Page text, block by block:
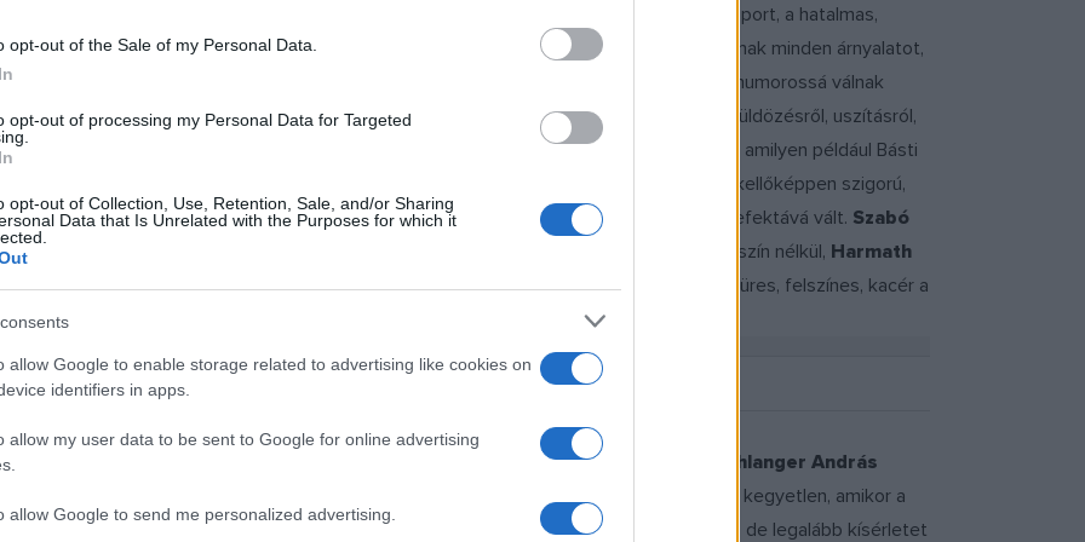
opt-out of the Sale of my Personal Data.
opt-out of processing my Personal Data for Targeted
opt-out of Collection, Use, Retention, Sale, and/or Sharing
Data that Is Unrelated with the Purposes for which it
allow Google to enable storage related to advertising like cookies on
identifiers in apps.
allow my user data to be sent to Google for online advertising
allow Google to send me personalized advertising.
hamisan deklamáló szereplők, akiknek egy igaz, őszinte hangjuk nincs, talán a mikroport, a hatalmas,
is kimenni látszik a tehetség, akiktől egyébként láthattunk már jobb alakítást is. Vannak minden árnyalatot,
és verbálisan egyaránt félrecsúszott hangsúlyok, amelyektől kisiklanak jelentések és humorossá válnak
szabad annak lenniük. Nem sok humorra ad okot a II. világháború alatt játszódó, zsidóüldözésről, uszításról,
Fájdalmasan hiányoznak a veretes hangok, a méltóságteljes és humánus alakítások, amilyen például Básti
Itt egy végig ordítva acsargó, gyerekgyűlölő igazgatót kapunk
től. A kellőképpen szigorú,
Gubás Gabialakításában egy szikár, szürke, lelketlenül kemény és kiabáló prefektává vált. Szabó
a szép Kalmár Pétert ezúttal személyesíti meg minden igazi szín nélkül, Harmath
abszolút hiteles, szelíd, naív, bátortalan Bánfalvy Ágnes ezúttal harsány, hamis, üres, felszínes, kacér a
és bölcs Kőnig tanár úr, alias Abigél unalmas, csokornyakkendős úrrá silányult
Schlanger András
alakítást
nyújtja Kuncz Feriként, aki sármos, amikor csábítani kell és kegyetlen, amikor a
mikroport révén, és talán kőszínházban hitelesebb is lesz, ha eljut oda a produkció, de legalább kísérletet